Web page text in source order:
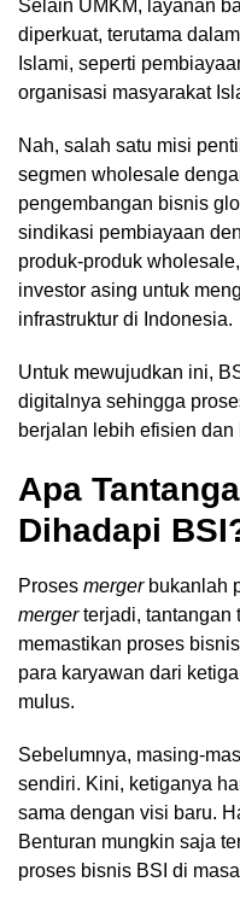
Selain UMKM, layanan
diperkuat, terutama
Islami, seperti
organisasi masyarakat
Nah, salah satu misi
segmen wholesale
pengembangan bisnis
sindikasi pembiayaan
produk-produk
investor asing untuk
infrastruktur di Indonesia.
Untuk mewujudkan ini,
digitalnya sehingga
berjalan lebih efisien
Apa
Dihadapi
Proses mergerbukanlah
mergerterjadi, tantangan
memastikan proses
para karyawan dari
mulus.
Sebelumnya, masing-
sendiri. Kini, ketiganya
sama dengan visi baru.
Benturan mungkin saja
proses bisnis BSI di